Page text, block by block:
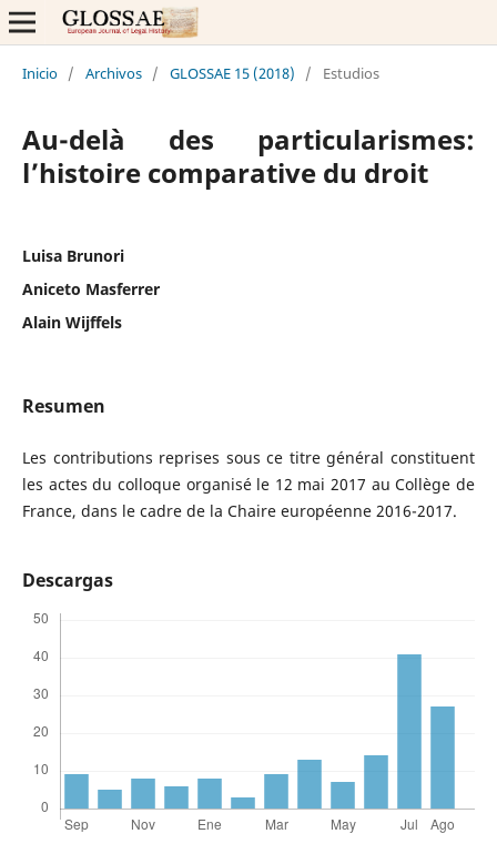
Inicio / Archivos / GLOSSAE 15 (2018) / Estudios
Au-delà des particularismes:
l’histoire comparative du droit
Luisa Brunori
Aniceto Masferrer
Alain Wijffels
Resumen
Les contributions reprises sous ce titre général constituent
les actes du colloque organisé le 12 mai 2017 au Collège de
France, dans le cadre de la Chaire européenne 2016-2017.
Descargas